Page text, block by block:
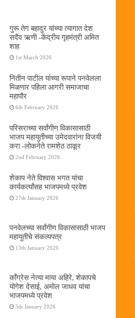
गुरू तेग बहादुर यांच्या त्यागात देश
सदैव ऋणी -केंद्रीय गृहमंत्री अमित
शाह
1st March 2026
नितीन पाटील यांच्या रूपाने पनवेलला
मिळणार पहिला आगरी समाजाचा
महापौर
6th February 2026
परिसराच्या सर्वांगीण विकासासाठी
भाजप महायुतीच्या उमेदवारांना विजयी
करा -लोकनेते रामशेठ ठाकूर
2nd February 2026
शेकाप नेते विश्वास भगत यांचा
कार्यकर्त्यांसह भाजपमध्ये प्रवेश
27th January 2026
पनवेलच्या सर्वांगीण विकासासाठी भाजप
महायुतीचे संकल्पपत्र
13th January 2026
काँग्रेस नेत्या माया अहिरे, शेकापचे
योगेश देसाई, अमोल जाधव यांचा
भाजपमध्ये प्रवेश
5th January 2026